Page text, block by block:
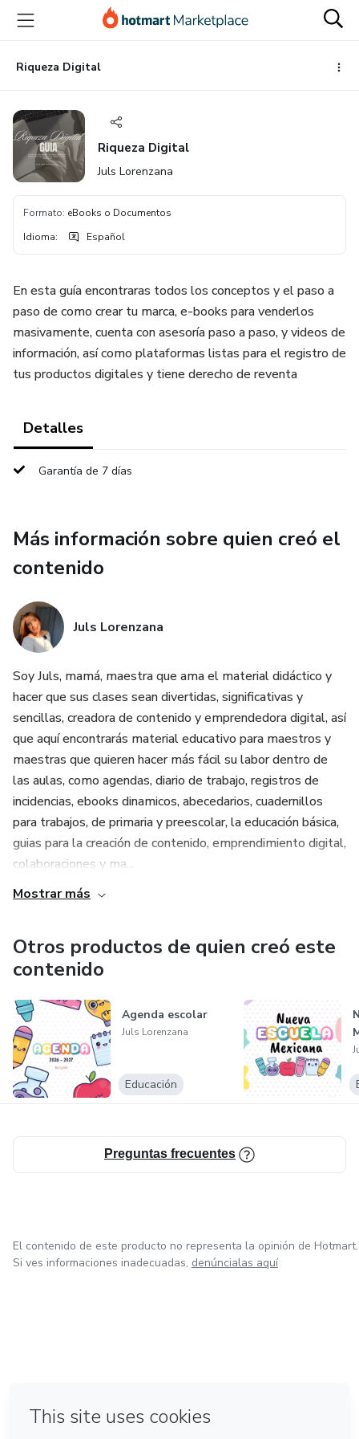
principal
página
de
página
Riqueza Digital
Riqueza Digital
Juls Lorenzana
Formato: eBooks o Documentos
Idioma: Español
En esta guía encontraras todos los conceptos y el paso a
paso de como crear tu marca, e-books para venderlos
masivamente, cuenta con asesoría paso a paso, y videos de
información, así como plataformas listas para el registro de
tus productos digitales y tiene derecho de reventa
Detalles
Garantía de 7 días
Más información sobre quien creó el
contenido
Juls Lorenzana
Soy Juls, mamá, maestra que ama el material didáctico y
hacer que sus clases sean divertidas, significativas y
sencillas, creadora de contenido y emprendedora digital, así
que aquí encontrarás material educativo para maestros y
maestras que quieren hacer más fácil su labor dentro de
las aulas, como agendas, diario de trabajo, registros de
incidencias, ebooks dinamicos, abecedarios, cuadernillos
para trabajos, de primaria y preescolar, la educación básica,
guias para la creación de contenido, emprendimiento digital,
colaboraciones y ma...
Mostrar más
Otros productos de quien creó este
contenido
Agenda escolar
Juls Lorenzana
Educación
Preguntas frecuentes
El contenido de este producto no representa la opinión de Hotmart.
Si ves informaciones inadecuadas, denúncialas aquí
Hecho con❤ en Ciudad de México